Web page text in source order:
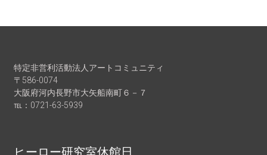
特定非営利活動法人アートコミュニティ
〒586-0074
大阪府河内長野市大矢船南町６－７
℡：0721-63-5939
ヒーロー研究室休館日